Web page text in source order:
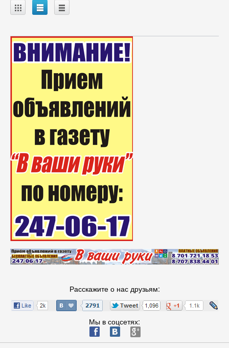
A B C
Расскажите о нас друзьям:
Мы в соцсетях:
ä æ è